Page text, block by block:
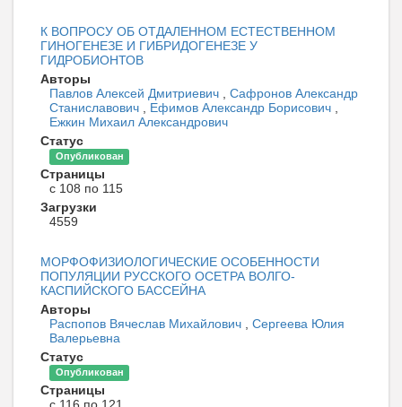
К ВОПРОСУ ОБ ОТДАЛЕННОМ ЕСТЕСТВЕННОМ
ГИНОГЕНЕЗЕ И ГИБРИДОГЕНЕЗЕ У
ГИДРОБИОНТОВ
Авторы
Павлов Алексей Дмитриевич , Сафронов Александр
Станиславович , Ефимов Александр Борисович ,
Ежкин Михаил Александрович
Статус
Опубликован
Страницы
с 108 по 115
Загрузки
4559
МОРФОФИЗИОЛОГИЧЕСКИЕ ОСОБЕННОСТИ
ПОПУЛЯЦИИ РУССКОГО ОСЕТРА ВОЛГО-
КАСПИЙСКОГО БАССЕЙНА
Авторы
Распопов Вячеслав Михайлович , Сергеева Юлия
Валерьевна
Статус
Опубликован
Страницы